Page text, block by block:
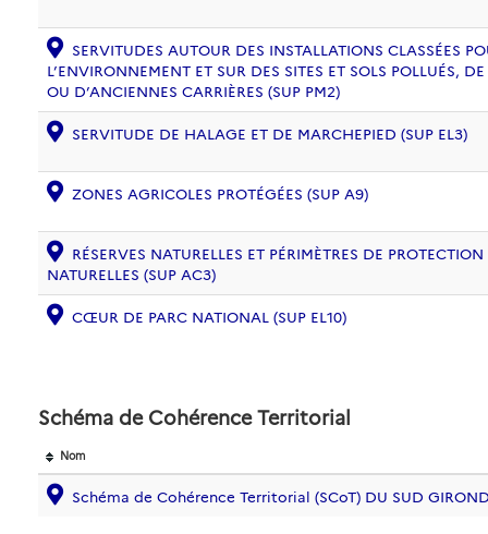
SERVITUDES AUTOUR DES INSTALLATIONS CLASSÉES
L’ENVIRONNEMENT ET SUR DES SITES ET SOLS POLLUÉS,
OU D’ANCIENNES CARRIÈRES (SUP PM2)
SERVITUDE DE HALAGE ET DE MARCHEPIED (SUP EL3)
ZONES AGRICOLES PROTÉGÉES (SUP A9)
RÉSERVES NATURELLES ET PÉRIMÈTRES DE
NATURELLES (SUP AC3)
CŒUR DE PARC NATIONAL (SUP EL10)
Schéma de Cohérence Territorial
Nom
Schéma de Cohérence Territorial (SCoT) DU SUD